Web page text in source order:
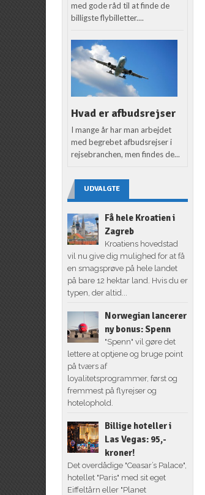
med gode råd til at finde de
billigste flybilletter....
Hvad er afbudsrejser
I mange år har man arbejdet
med begrebet afbudsrejser i
rejsebranchen, men findes de...
UDVALGTE
Få hele Kroatien i
Zagreb
Kroatiens hovedstad
vil nu give dig mulighed for at få
en smagsprøve på hele landet
på bare 12 hektar land. Hvis du er
typen, der altid...
Norwegian lancerer
ny bonus: Spenn
"Spenn" vil gøre det
lettere at optjene og bruge point
på tværs af
loyalitetsprogrammer, først og
fremmest på flyrejser og
hotelophold.
Billige hoteller i
Las Vegas: 95,-
kroner!
Det overdådige "Ceasar’s Palace",
hotellet "Paris" med sit eget
Eiffeltårn eller "Planet